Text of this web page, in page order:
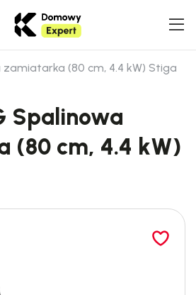
zamiatarka (80 cm, 4.4 kW) Stiga
Spalinowa
(80 cm, 4.4 kW)